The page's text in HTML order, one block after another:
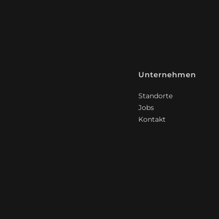
Unternehmen
Standorte
Jobs
Kontakt